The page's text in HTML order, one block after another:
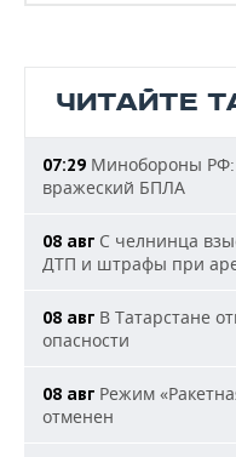
ЧИТАЙТЕ
07:29 Минобороны РФ:
вражеский БПЛА
08 авг С челнинца
ДТП и штрафы при
08 авг В Татарстане
опасности
08 авг Режим
отменен